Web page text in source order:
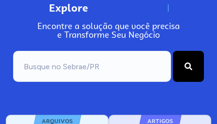
Explore N
Encontre a solução que você precisa
e Transforme Seu Negócio
ARQUIVOS ARTIGOS